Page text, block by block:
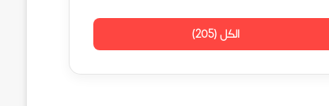
الكل (205)